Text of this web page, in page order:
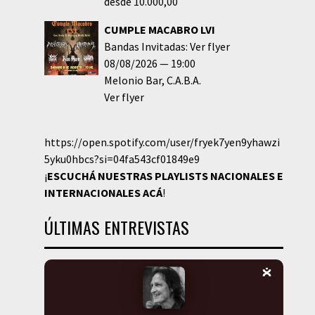
CUMPLE MACABRO LVI
Bandas Invitadas: Ver flyer
08/08/2026
19:00
Melonio Bar C.A.B.A.
Ver flyer
https://open.spotify.com/user/fryek7yen9yhawzi
5yku0hbcs?si=04fa543cf01849e9
¡ESCUCHÁ NUESTRAS PLAYLISTS NACIONALES E
INTERNACIONALESACÁ!
ÚLTIMAS ENTREVISTAS